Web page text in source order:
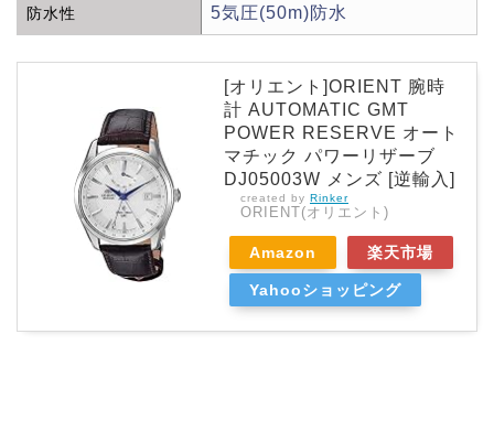
防水性 5気圧(50m)防水
[オリエント]ORIENT 腕時
計 AUTOMATIC GMT
POWER RESERVE オート
マチック パワーリザーブ
DJ05003W メンズ [逆輸入]
created by Rinker
ORIENT(オリエント)
Amazon 楽天市場
Yahooショッピング